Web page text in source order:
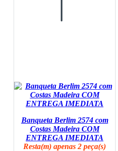
Banqueta Berlim 2574 com
Costas Madeira COM
ENTREGA IMEDIATA
Resta(m) apenas 2 peça(s)